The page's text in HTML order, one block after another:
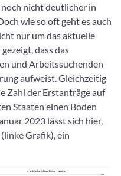
nicht deutlicher in
wie so oft geht es auch
nur um das aktuelle
dass das
und Arbeitssuchenden
aufweist. Gleichzeitig
Zahl der Erstanträge auf
Staaten einen Boden
2023 lässt sich hier,
Grafik), ein